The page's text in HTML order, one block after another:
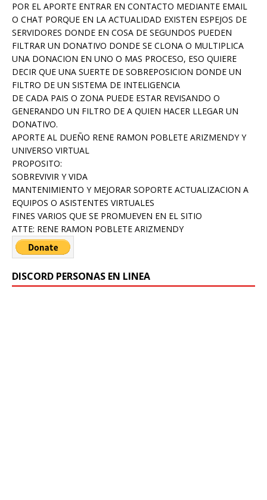
POR EL APORTE ENTRAR EN CONTACTO MEDIANTE EMAIL
O CHAT PORQUE EN LA ACTUALIDAD EXISTEN ESPEJOS DE
SERVIDORES DONDE EN COSA DE SEGUNDOS PUEDEN
FILTRAR UN DONATIVO DONDE SE CLONA O MULTIPLICA
UNA DONACION EN UNO O MAS PROCESO, ESO QUIERE
DECIR QUE UNA SUERTE DE SOBREPOSICION DONDE UN
FILTRO DE UN SISTEMA DE INTELIGENCIA
DE CADA PAIS O ZONA PUEDE ESTAR REVISANDO O
GENERANDO UN FILTRO DE A QUIEN HACER LLEGAR UN
DONATIVO.
APORTE AL DUEÑO RENE RAMON POBLETE ARIZMENDY Y
UNIVERSO VIRTUAL
PROPOSITO:
SOBREVIVIR Y VIDA
MANTENIMIENTO Y MEJORAR SOPORTE ACTUALIZACION A
EQUIPOS O ASISTENTES VIRTUALES
FINES VARIOS QUE SE PROMUEVEN EN EL SITIO
ATTE: RENE RAMON POBLETE ARIZMENDY
DISCORD PERSONAS EN LINEA